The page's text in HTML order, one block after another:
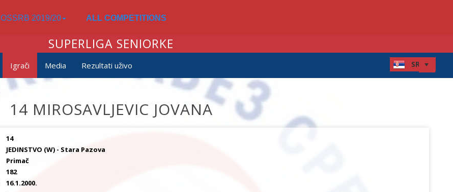
OSSRB 2019/20 ALL COMPETITIONS
SUPERLIGA SENIORKE
Igrači Media Rezultati uživo
14 MIROSAVLJEVIC JOVANA
14
JEDINSTVO (W) - Stara Pazova
Primač
182
16.1.2000.